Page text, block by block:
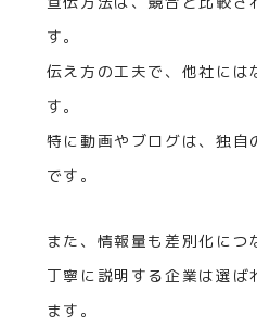
す。
伝え方の工夫で、他社には
す。
特に動画やブログは、独自
です。
また、情報量も差別化につ
丁寧に説明する企業は選ば
ます。